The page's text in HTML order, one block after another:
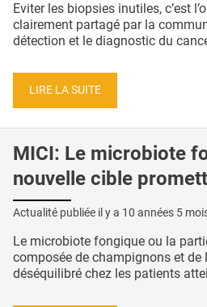
Eviter les biopsies inutiles, c’est
clairement partagé par la
détection et le diagnostic du
LIRE LA SUITE
MICI: Le microbiote
nouvelle cible
Actualité publiée il y a 10 années 5
Le microbiote fongique ou la
composée de champignons et de
déséquilibré chez les patients